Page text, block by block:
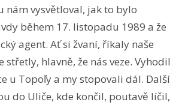
nám vysvětloval, jak to bylo
během 17. listopadu 1989 a že
agent. Ať si žvaní, říkaly naše
střetly, hlavně, že nás veze. Vyhodil
u Topoľy a my stopovali dál. Další
do Uliče, kde končil, poutavě líčil,